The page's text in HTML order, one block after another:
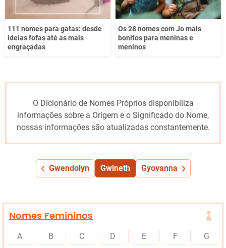
111 nomes para gatas: desde
ideias fofas até as mais
engraçadas
Os 28 nomes com Jo mais
bonitos para meninas e
meninos
O Dicionário de Nomes Próprios disponibiliza
informações sobre a Origem e o Significado do Nome,
nossas informações são atualizadas constantemente.
Gwendolyn Gwineth Gyovanna
Nomes Femininos
A B C D E F
G